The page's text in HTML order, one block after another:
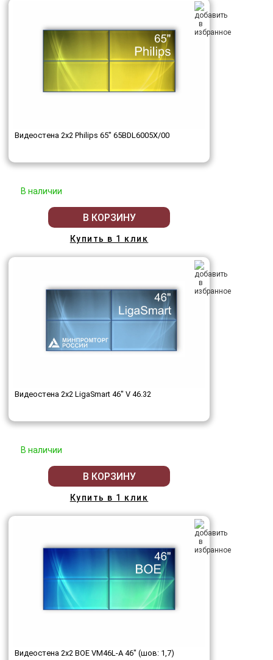
Видеостена 2x2 Philips 65" 65BDL6005X/00
В наличии
В КОРЗИНУ
Купить в 1 клик
Видеостена 2x2 LigaSmart 46" V 46.32
В наличии
В КОРЗИНУ
Купить в 1 клик
Видеостена 2x2 BOE VM46L-A 46" (шов: 1,7)